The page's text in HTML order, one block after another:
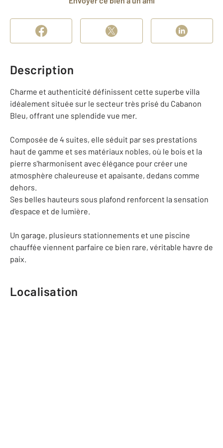
Description
Charme et authenticité définissent cette superbe villa
idéalement située sur le secteur très prisé du Cabanon
Bleu, offrant une splendide vue mer.
Composée de 4 suites, elle séduit par ses prestations
haut de gamme et ses matériaux nobles, où le bois et la
pierre s'harmonisent avec élégance pour créer une
atmosphère chaleureuse et apaisante, dedans comme
dehors.
Ses belles hauteurs sous plafond renforcent la sensation
d'espace et de lumière.
Un garage, plusieurs stationnements et une piscine
chauffée viennent parfaire ce bien rare, véritable havre de
paix.
Localisation